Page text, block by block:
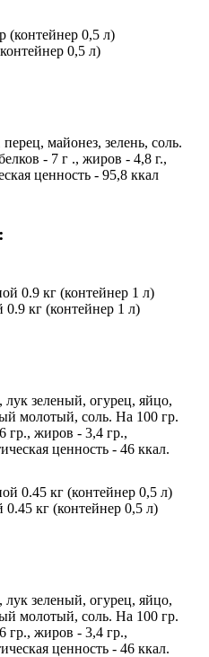
0,5 л)
майонез, зелень, соль.
- 7 г ., жиров - 4,8 г.,
ценность - 95,8 ккал
кг (контейнер 1 л)
лук зеленый, огурец, яйцо,
молотый, соль. На 100 гр.
гр., жиров - 3,4 гр.,
ценность - 46 ккал.
кг (контейнер 0,5 л)
лук зеленый, огурец, яйцо,
молотый, соль. На 100 гр.
гр., жиров - 3,4 гр.,
ценность - 46 ккал.